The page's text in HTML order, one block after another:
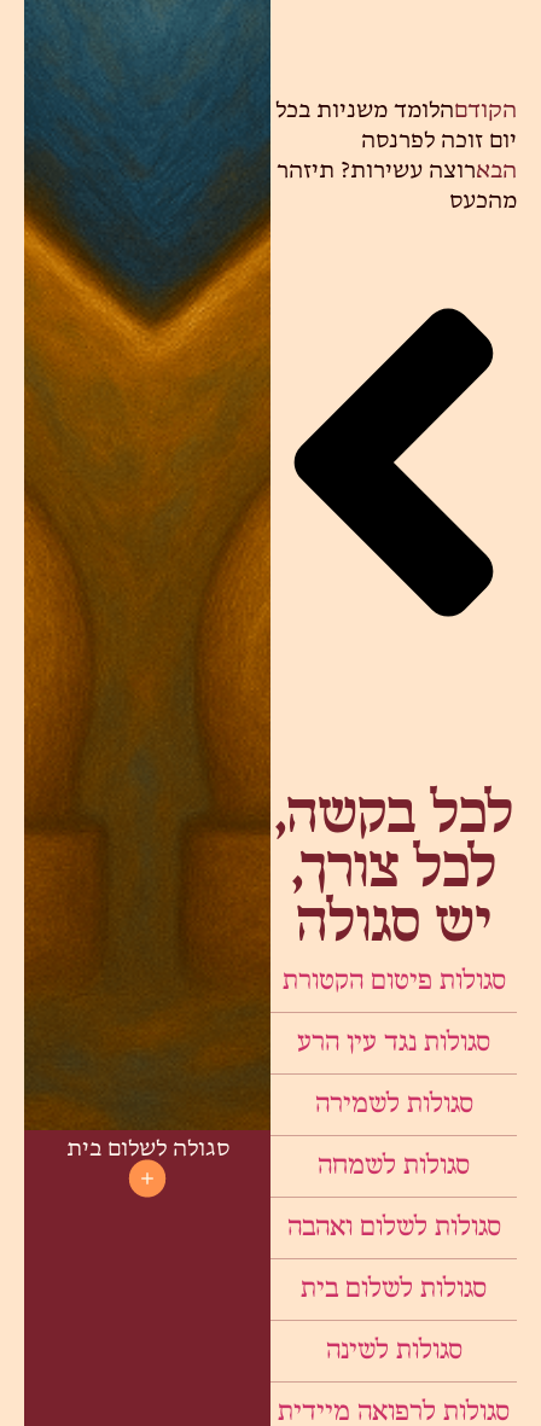
הקודםהלומד משניות בכל
יום זוכה לפרנסה
הבארוצה עשירות? תיזהר
מהכעס
לכל בקשה,
לכל צורך,
יש סגולה
סגולות פיטום הקטורת
סגולות נגד עין הרע
סגולות לשמירה
סגולות לשמחה
סגולות לשלום ואהבה
סגולות לשלום בית
סגולות לשינה
סגולות לרפואה מיידית
סגולה לשלום בית